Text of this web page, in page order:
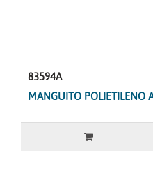
83594A
MANGUITO POLIETILENO